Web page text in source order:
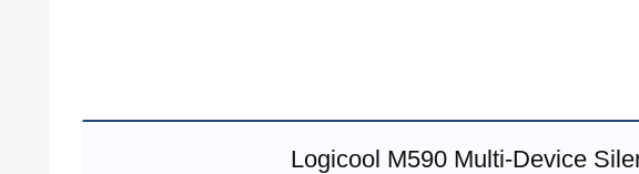
Logicool M590 Multi-Device